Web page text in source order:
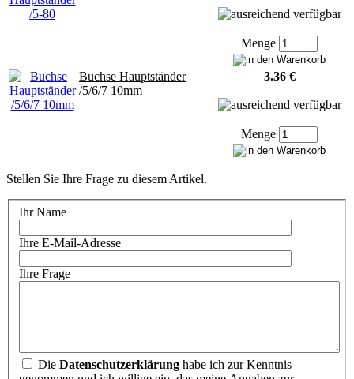
Menge
Buchse Hauptständer
/5/6/7 10mm
3.36 €
Menge
Stellen Sie Ihre Frage zu diesem Artikel.
Ihr Name
Ihre E-Mail-Adresse
Ihre Frage
Die Datenschutzerklärung habe ich zur Kenntnis